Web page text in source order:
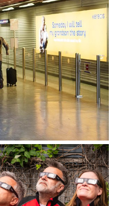
Íslands verða